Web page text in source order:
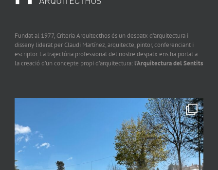
Fundat al 1977, Criteria Arquitecthos és un despatx d’arquitectura i
disseny liderat per Claudi Martínez, arquitecte, pintor, conferenciant i
escriptor. La trajectòria professional del nostre despatx ens ha portat a
la creació d’un concepte propi d’arquitectura: l’Arquitectura del Sentits